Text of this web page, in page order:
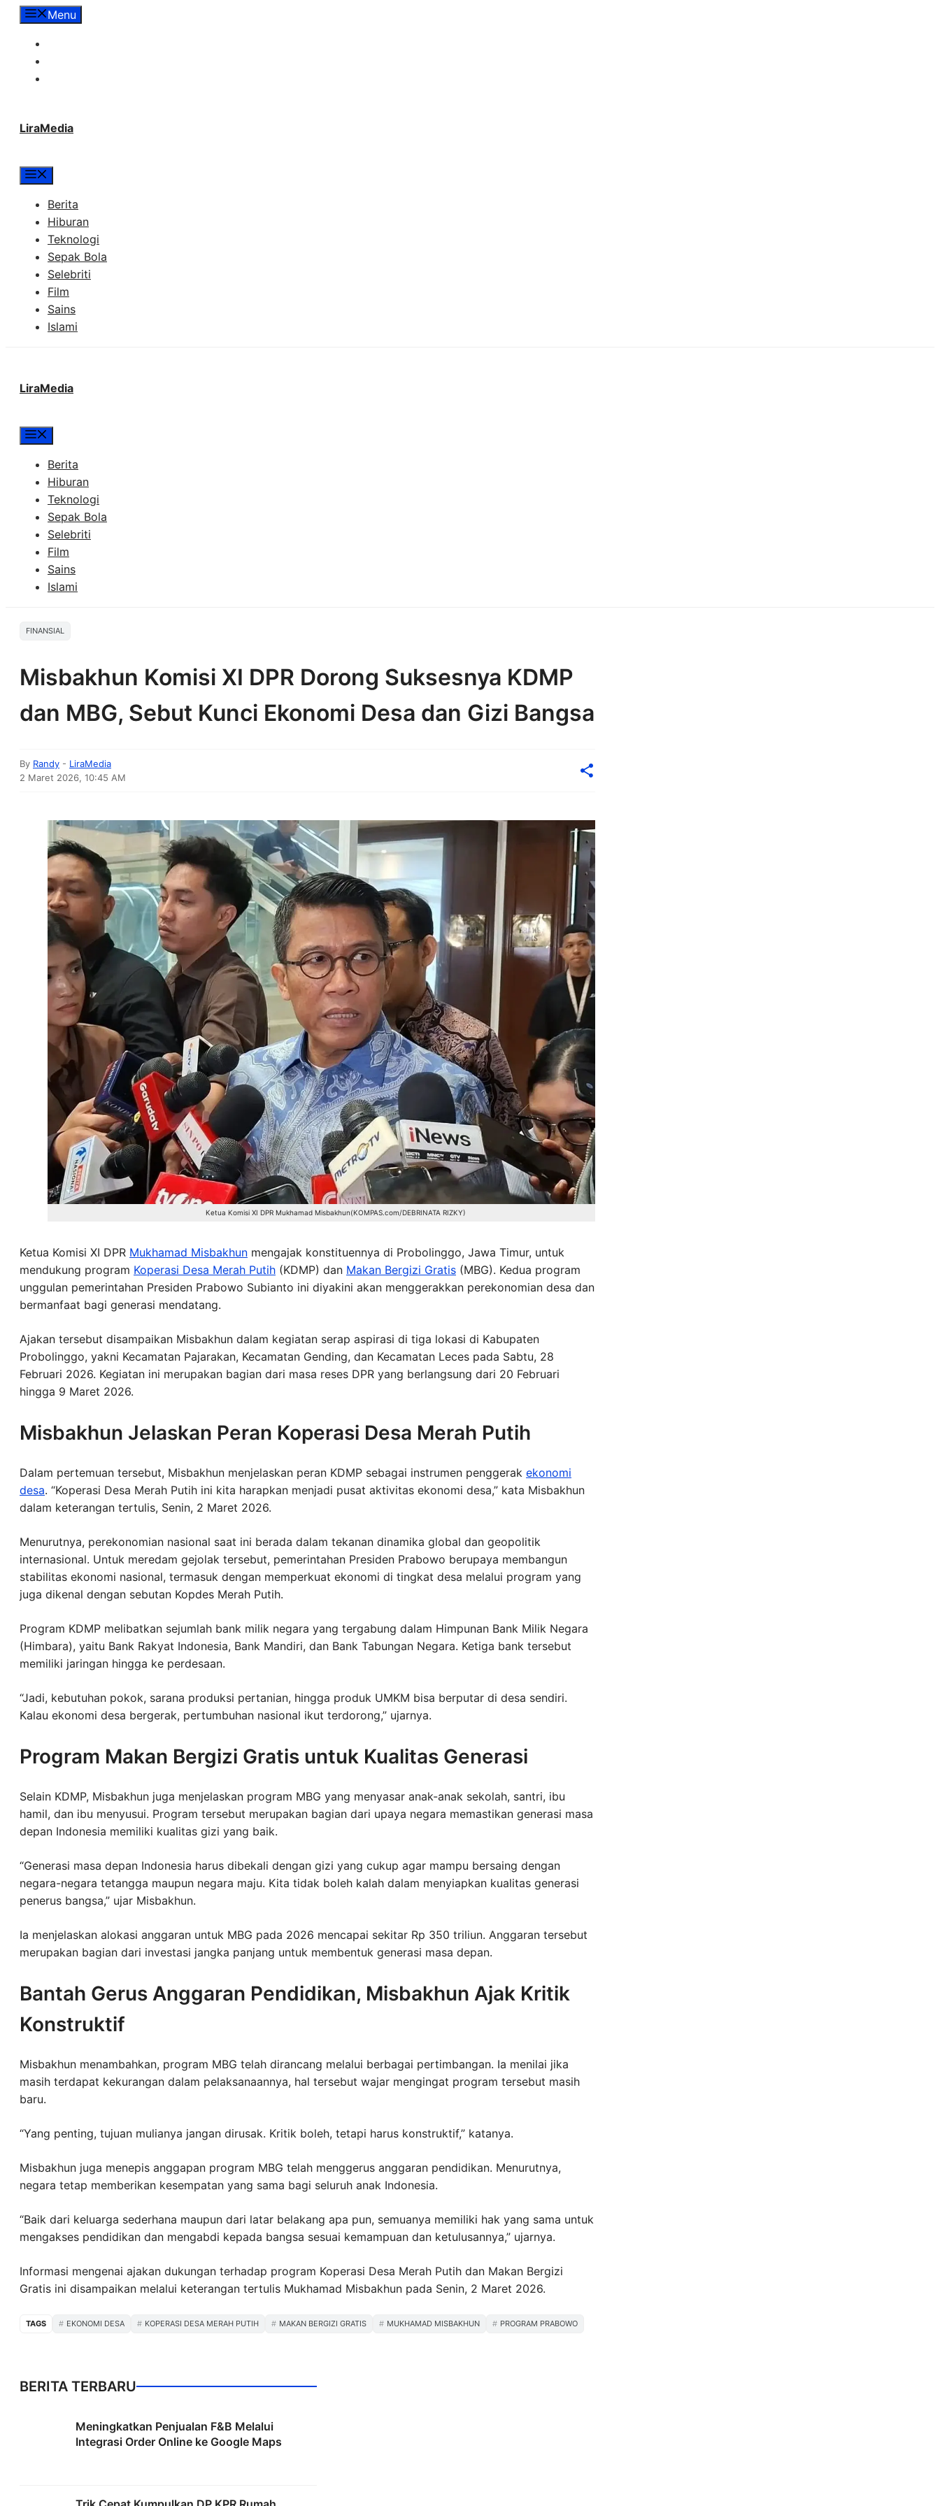
LangsungMenu
LiraMedia
Berita
Hiburan
Teknologi
Sepak Bola
Selebriti
Film
Sains
Islami
LiraMedia
Berita
Hiburan
Teknologi
Sepak Bola
Selebriti
Film
Sains
Islami
FINANSIAL
Misbakhun Komisi XI DPR Dorong Suksesnya KDMP
dan MBG, Sebut Kunci Ekonomi Desa dan Gizi Bangsa
By Randy - LiraMedia
2 Maret 2026, 10:45 AM
Ketua Komisi XI DPR Mukhamad Misbakhun(KOMPAS.com/DEBRINATA RIZKY)
Ketua Komisi XI DPR Mukhamad Misbakhun mengajak konstituennya di Probolinggo, Jawa Timur, untuk
mendukung program Koperasi Desa Merah Putih (KDMP) dan Makan Bergizi Gratis (MBG). Kedua program
unggulan pemerintahan Presiden Prabowo Subianto ini diyakini akan menggerakkan perekonomian desa dan
bermanfaat bagi generasi mendatang.
Ajakan tersebut disampaikan Misbakhun dalam kegiatan serap aspirasi di tiga lokasi di Kabupaten
Probolinggo, yakni Kecamatan Pajarakan, Kecamatan Gending, dan Kecamatan Leces pada Sabtu, 28
Februari 2026. Kegiatan ini merupakan bagian dari masa reses DPR yang berlangsung dari 20 Februari
hingga 9 Maret 2026.
Misbakhun Jelaskan Peran Koperasi Desa Merah Putih
Dalam pertemuan tersebut, Misbakhun menjelaskan peran KDMP sebagai instrumen penggerak ekonomi
desa. “Koperasi Desa Merah Putih ini kita harapkan menjadi pusat aktivitas ekonomi desa,” kata Misbakhun
dalam keterangan tertulis, Senin, 2 Maret 2026.
Menurutnya, perekonomian nasional saat ini berada dalam tekanan dinamika global dan geopolitik
internasional. Untuk meredam gejolak tersebut, pemerintahan Presiden Prabowo berupaya membangun
stabilitas ekonomi nasional, termasuk dengan memperkuat ekonomi di tingkat desa melalui program yang
juga dikenal dengan sebutan Kopdes Merah Putih.
Program KDMP melibatkan sejumlah bank milik negara yang tergabung dalam Himpunan Bank Milik Negara
(Himbara), yaitu Bank Rakyat Indonesia, Bank Mandiri, dan Bank Tabungan Negara. Ketiga bank tersebut
memiliki jaringan hingga ke perdesaan.
“Jadi, kebutuhan pokok, sarana produksi pertanian, hingga produk UMKM bisa berputar di desa sendiri.
Kalau ekonomi desa bergerak, pertumbuhan nasional ikut terdorong,” ujarnya.
Program Makan Bergizi Gratis untuk Kualitas Generasi
Selain KDMP, Misbakhun juga menjelaskan program MBG yang menyasar anak-anak sekolah, santri, ibu
hamil, dan ibu menyusui. Program tersebut merupakan bagian dari upaya negara memastikan generasi masa
depan Indonesia memiliki kualitas gizi yang baik.
“Generasi masa depan Indonesia harus dibekali dengan gizi yang cukup agar mampu bersaing dengan
negara-negara tetangga maupun negara maju. Kita tidak boleh kalah dalam menyiapkan kualitas generasi
penerus bangsa,” ujar Misbakhun.
Ia menjelaskan alokasi anggaran untuk MBG pada 2026 mencapai sekitar Rp 350 triliun. Anggaran tersebut
merupakan bagian dari investasi jangka panjang untuk membentuk generasi masa depan.
Bantah Gerus Anggaran Pendidikan, Misbakhun Ajak Kritik
Konstruktif
Misbakhun menambahkan, program MBG telah dirancang melalui berbagai pertimbangan. Ia menilai jika
masih terdapat kekurangan dalam pelaksanaannya, hal tersebut wajar mengingat program tersebut masih
baru.
“Yang penting, tujuan mulianya jangan dirusak. Kritik boleh, tetapi harus konstruktif,” katanya.
Misbakhun juga menepis anggapan program MBG telah menggerus anggaran pendidikan. Menurutnya,
negara tetap memberikan kesempatan yang sama bagi seluruh anak Indonesia.
“Baik dari keluarga sederhana maupun dari latar belakang apa pun, semuanya memiliki hak yang sama untuk
mengakses pendidikan dan mengabdi kepada bangsa sesuai kemampuan dan ketulusannya,” ujarnya.
Informasi mengenai ajakan dukungan terhadap program Koperasi Desa Merah Putih dan Makan Bergizi
Gratis ini disampaikan melalui keterangan tertulis Mukhamad Misbakhun pada Senin, 2 Maret 2026.
TAGS EKONOMI DESA KOPERASI DESA MERAH PUTIH MAKAN BERGIZI GRATIS MUKHAMAD MISBAKHUN PROGRAM PRABOWO
BERITA TERBARU
Meningkatkan Penjualan F&B Melalui
Integrasi Order Online ke Google Maps